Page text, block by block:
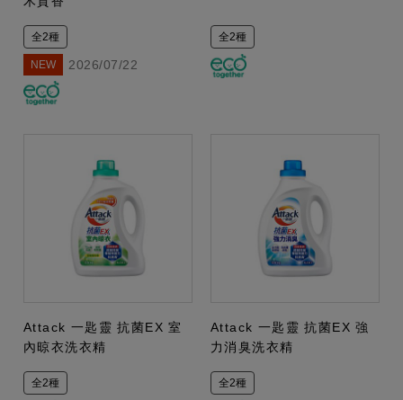
全2種
NEW 2026/07/22
全2種
Attack 一匙靈 抗菌EX 室
內晾衣洗衣精
全2種
Attack 一匙靈 抗菌EX 強
力消臭洗衣精
全2種